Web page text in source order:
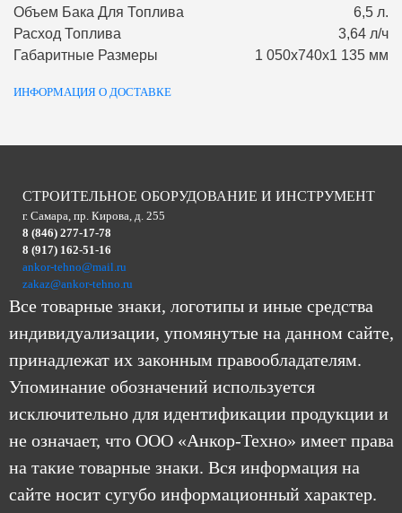
Объем Бака Для Топлива
6,5 л.
Расход Топлива
3,64 л/ч
Габаритные Размеры
1 050х740х1 135 мм
ИНФОРМАЦИЯ О ДОСТАВКЕ
СТРОИТЕЛЬНОЕ ОБОРУДОВАНИЕ И ИНСТРУМЕНТ
г. Самара, пр. Кирова, д. 255
8 (846) 277-17-78
8 (917) 162-51-16
ankor-tehno@mail.ru
zakaz@ankor-tehno.ru
Все товарные знаки, логотипы и иные средства
индивидуализации, упомянутые на данном сайте,
принадлежат их законным правообладателям.
Упоминание обозначений используется
исключительно для идентификации продукции и
не означает, что ООО «Анкор-Техно» имеет права
на такие товарные знаки. Вся информация на
сайте носит сугубо информационный характер.